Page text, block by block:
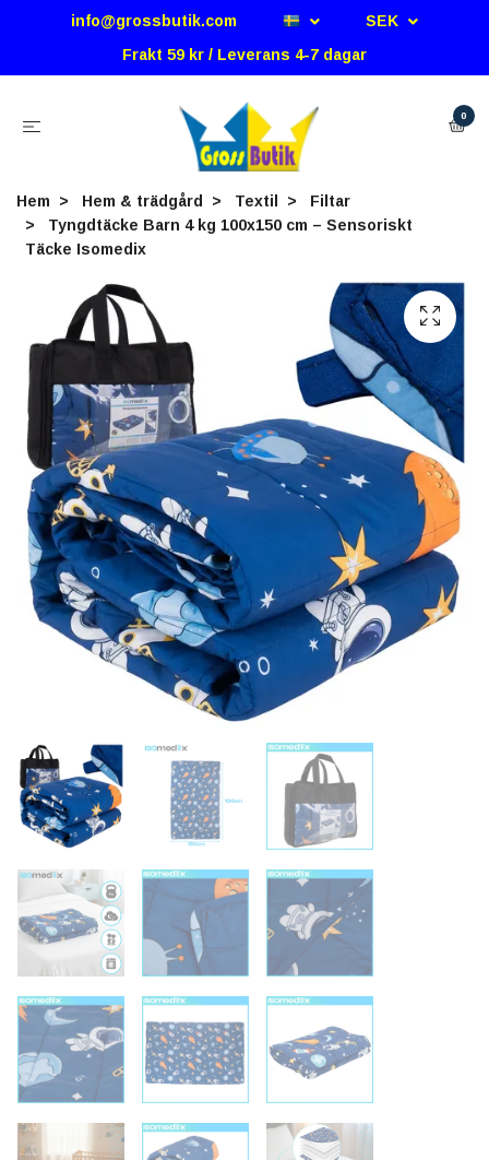
info@grossbutik.com
SEK
Frakt 59 kr / Leverans 4-7 dagar
0
Hem Hem & trädgård Textil
Filtar
Tyngdtäcke Barn 4 kg 100x150 cm – Sensoriskt
Täcke Isomedix